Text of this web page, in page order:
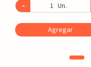
-
Un.
Agregar